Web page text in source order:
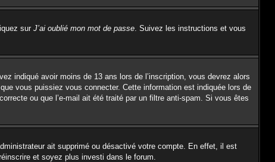
sur J’ai oublié mon mot de passe. Suivez les instructions et vous
indiqué avoir moins de 13 ans lors de l’inscription, vous devrez alors
vous puissiez vous connecter. Cette information est indiquée lors de
ou que l’e-mail ait été traité par un filtre anti-spam. Si vous êtes
ait supprimé ou désactivé votre compte. En effet, il est
et soyez plus investi dans le forum.